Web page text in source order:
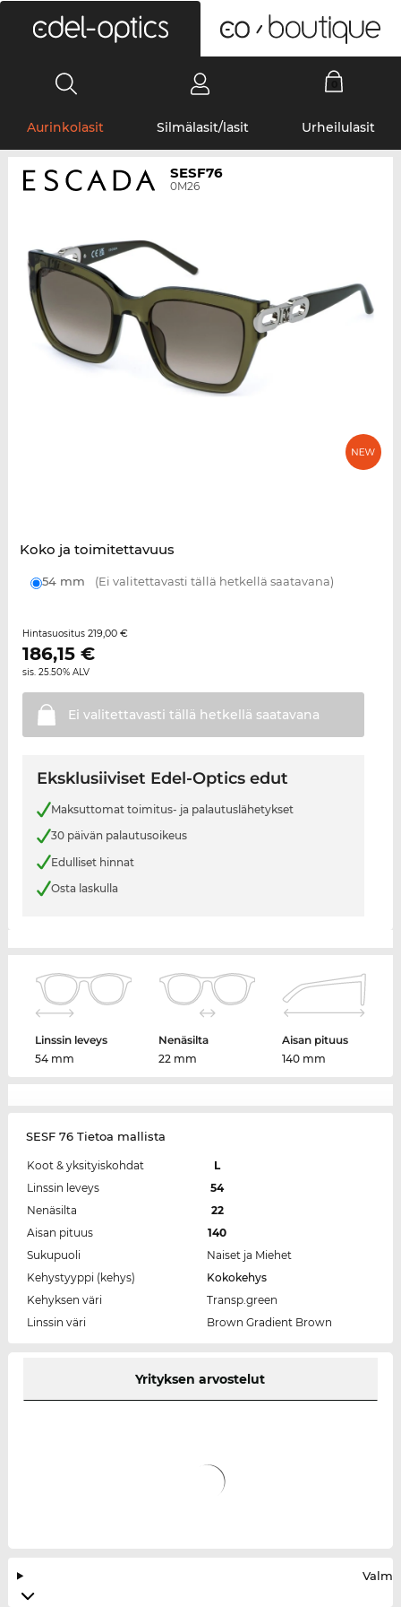
Aurinkolasit Silmälasit/lasit Urheilulasit
SESF76
0M26
Koko ja toimitettavuus
54 mm (Ei valitettavasti tällä hetkellä saatavana)
Hintasuositus 219,00 €
186,15€
sis. 25.50% ALV
Ei valitettavasti tällä hetkellä saatavana
Eksklusiiviset Edel-Optics edut
Maksuttomat toimitus- ja palautuslähetykset
30 päivän palautusoikeus
Edulliset hinnat
Osta laskulla
Linssin leveys
54 mm
Nenäsilta
22 mm
Aisan pituus
140 mm
SESF 76 Tietoa mallista
Koot & yksityiskohdat
L
Linssin leveys
54
Nenäsilta
22
Aisan pituus
140
Sukupuoli
Naiset ja Miehet
Kehystyyppi (kehys)
Kokokehys
Kehyksen väri
Transp.green
Linssin väri
Brown Gradient Brown
Yrityksen arvostelut